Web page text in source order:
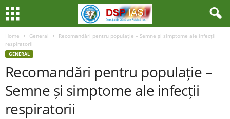
Home General
Recomandări pentru populație – Semne și simptome ale infecții
respiratorii
GENERAL
Recomandări pentru populație –
Semne și simptome ale infecții
respiratorii